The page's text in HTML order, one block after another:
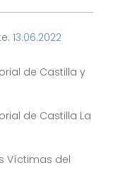
13.06.2022
de Castilla y
de Castilla La
Víctimas del